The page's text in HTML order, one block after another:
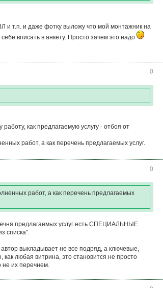
и т.п. и даже фотку выложу что мой монтажник на
вписать в анкету. Просто зачем это надо
0
как предлагаемую услугу - отбоя от
работ, а как перечень предлагаемых услуг.
0
работ, а как перечень предлагаемых
предлагаемых услуг есть СПЕЦИАЛЬНЫЕ
списка".
выкладывает не все подряд, а ключевые,
любая витрина, это становится не просто
не их перечнем.